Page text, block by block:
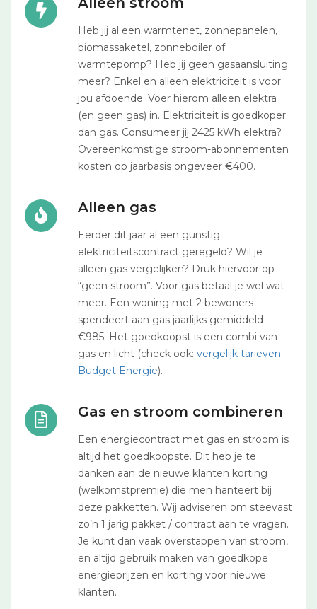
Heb jij al een warmtenet, zonnepanelen,
biomassaketel, zonneboiler of
warmtepomp? Heb jij geen gasaansluiting
meer? Enkel en alleen elektriciteit is voor
jou afdoende. Voer hierom alleen elektra
(en geen gas) in. Elektriciteit is goedkoper
dan gas. Consumeer jij 2425 kWh elektra?
Overeenkomstige stroom-abonnementen
kosten op jaarbasis ongeveer €400.
Alleen gas
Eerder dit jaar al een gunstig
elektriciteitscontract geregeld? Wil je
alleen gas vergelijken? Druk hiervoor op
“geen stroom”. Voor gas betaal je wel wat
meer. Een woning met 2 bewoners
spendeert aan gas jaarlijks gemiddeld
€985. Het goedkoopst is een combi van
gas en licht (check ook: vergelijk tarieven
Budget Energie).
Gas en stroom combineren
Een energiecontract met gas en stroom is
altijd het goedkoopste. Dit heb je te
danken aan de nieuwe klanten korting
(welkomstpremie) die men hanteert bij
deze pakketten. Wij adviseren om steevast
zo’n 1 jarig pakket / contract aan te vragen.
Je kunt dan vaak overstappen van stroom,
en altijd gebruik maken van goedkope
energieprijzen en korting voor nieuwe
klanten.